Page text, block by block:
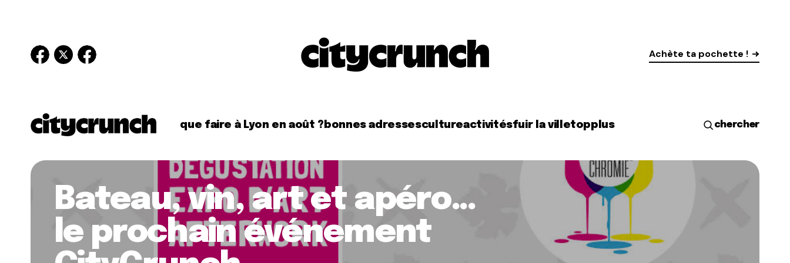
Achète ta pochette !
que faire à Lyon en août ? bonnes adressescultureactivitésfuir la villetopplus chercher
Bateau, vin, art et apéro…
le prochain événement